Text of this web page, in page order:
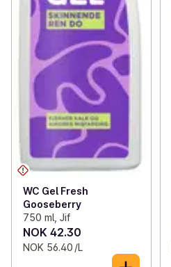
WC Gel Fresh
Gooseberry
750 ml, Jif
NOK 42.30
NOK 56.40 /L